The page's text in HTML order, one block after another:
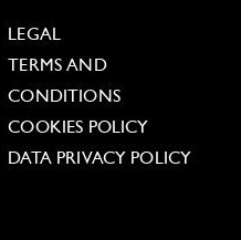
LEGAL
TERMS AND
CONDITIONS
COOKIES POLICY
DATA PRIVACY POLICY